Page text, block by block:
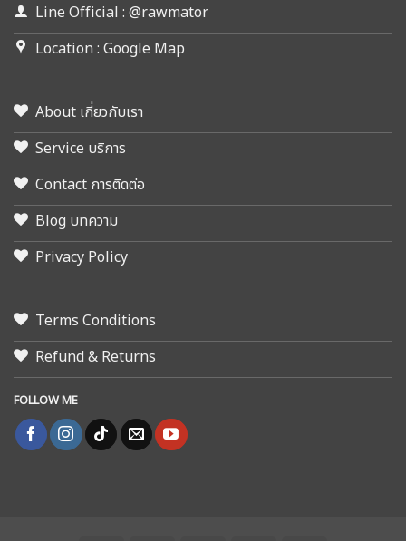
Line Official : @rawmator
Location : Google Map
About เกี่ยวกับเรา
Service บริการ
Contact การติดต่อ
Blog บทความ
Privacy Policy
Terms Conditions
Refund & Returns
FOLLOW ME